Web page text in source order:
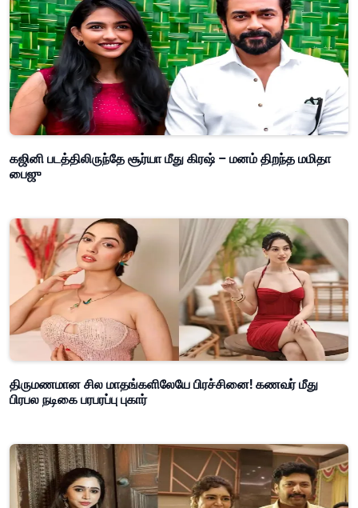
கஜினி படத்திலிருந்தே சூர்யா மீது கிரஷ் – மனம் திறந்த மமிதா
பைஜு
திருமணமான சில மாதங்களிலேயே பிரச்சினை! கணவர் மீது
பிரபல நடிகை பரபரப்பு புகார்